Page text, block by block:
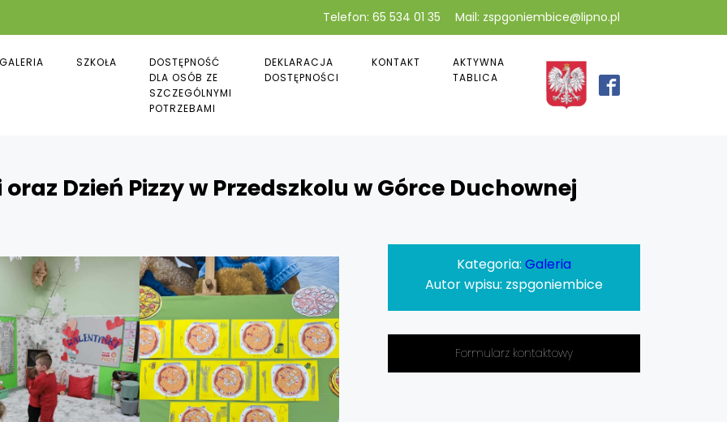
Telefon: 65 534 01 35 Mail: zspgoniembice@lipno.pl
GALERIA SZKOŁA
DOSTĘPNOŚĆ
DLA OSÓB ZE
SZCZEGÓLNYMI
POTRZEBAMI
DEKLARACJA
DOSTĘPNOŚCI
KONTAKT
AKTYWNA
TABLICA
Dzień Pizzy w Przedszkolu w Górce Duchownej
Kategoria: Galeria
Autor wpisu: zspgoniembice
Formularz kontaktowy